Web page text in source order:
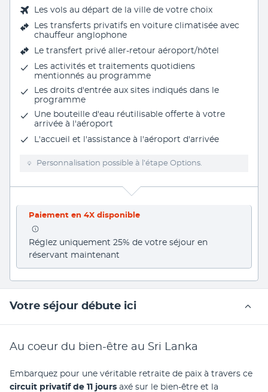
Les vols au départ de la ville de votre choix
Les transferts privatifs en voiture climatisée avec
chauffeur anglophone
Le transfert privé aller-retour aéroport/hôtel
Les activités et traitements quotidiens
mentionnés au programme
Les droits d'entrée aux sites indiqués dans le
programme
Une bouteille d'eau réutilisable offerte à votre
arrivée à l'aéroport
L'accueil et l'assistance à l'aéroport d'arrivée
Personnalisation possible à l’étape Options.
Paiement en 4X disponible
Réglez uniquement 25% de votre séjour en
réservant maintenant
Votre séjour débute ici
Au coeur du bien-être au Sri Lanka
circuit privatif de 11 jours axé sur le bien-être et la